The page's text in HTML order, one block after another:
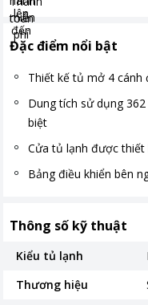
Đặc điểm nổi bật
Thiết kế tủ mở 4 cánh
Dung tích sử dụng
biệt
Cửa tủ lạnh được
Bảng điều khiển bên
Thông số kỹ thuật
Kiểu tủ lạnh
Thương hiệu